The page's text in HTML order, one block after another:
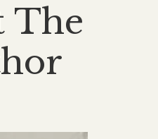
The